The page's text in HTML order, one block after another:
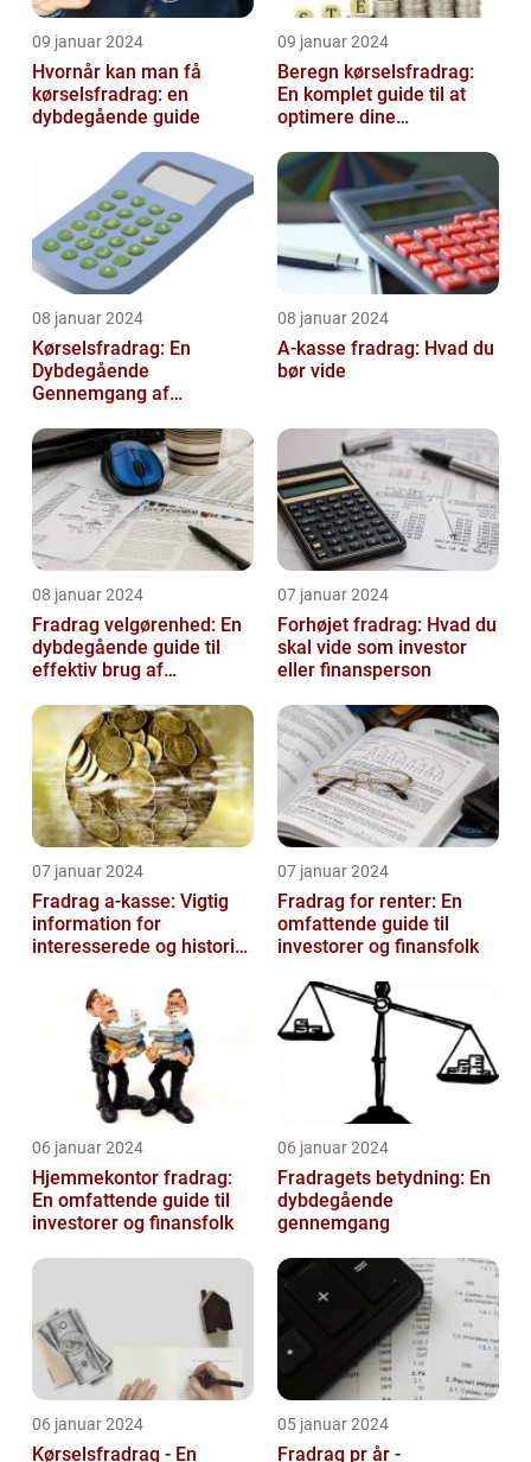
09 januar 2024
Hvornår kan man få
kørselsfradrag: en
dybdegående guide
09 januar 2024
Beregn kørselsfradrag:
En komplet guide til at
optimere dine
08 januar 2024
Kørselsfradrag: En
Dybdegående
Gennemgang af
Historiske Udvikling
08 januar 2024
A-kasse fradrag: Hvad du
bør vide
08 januar 2024
Fradrag velgørenhed: En
dybdegående guide til
effektiv brug af
07 januar 2024
Forhøjet fradrag: Hvad du
skal vide som investor
eller finansperson
07 januar 2024
Fradrag a-kasse: Vigtig
information for
interesserede og historisk
07 januar 2024
Fradrag for renter: En
omfattende guide til
investorer og finansfolk
06 januar 2024
Hjemmekontor fradrag:
En omfattende guide til
investorer og finansfolk
06 januar 2024
Fradragets betydning: En
dybdegående
gennemgang
06 januar 2024
Kørselsfradrag - En
05 januar 2024
Fradrag pr år -